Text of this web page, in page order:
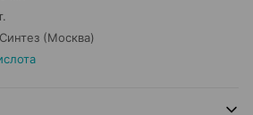
(Москва)